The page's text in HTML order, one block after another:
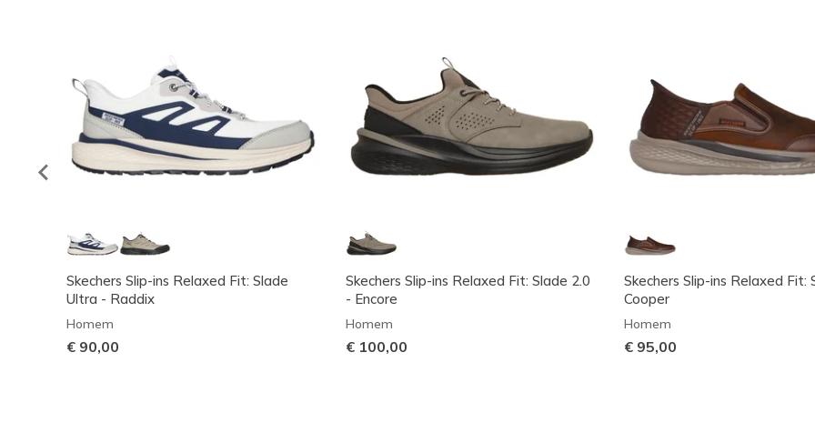
Skechers Slip-ins Relaxed Fit: Slade
Ultra - Raddix
Homem
€ 90,00
Skechers Slip-ins Relaxed Fit: Slade 2.0
- Encore
Homem
€ 100,00
Skechers Slip-ins Relaxed Fit:
Cooper
Homem
€ 95,00